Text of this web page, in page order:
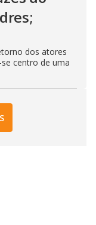
dos atores
centro de uma